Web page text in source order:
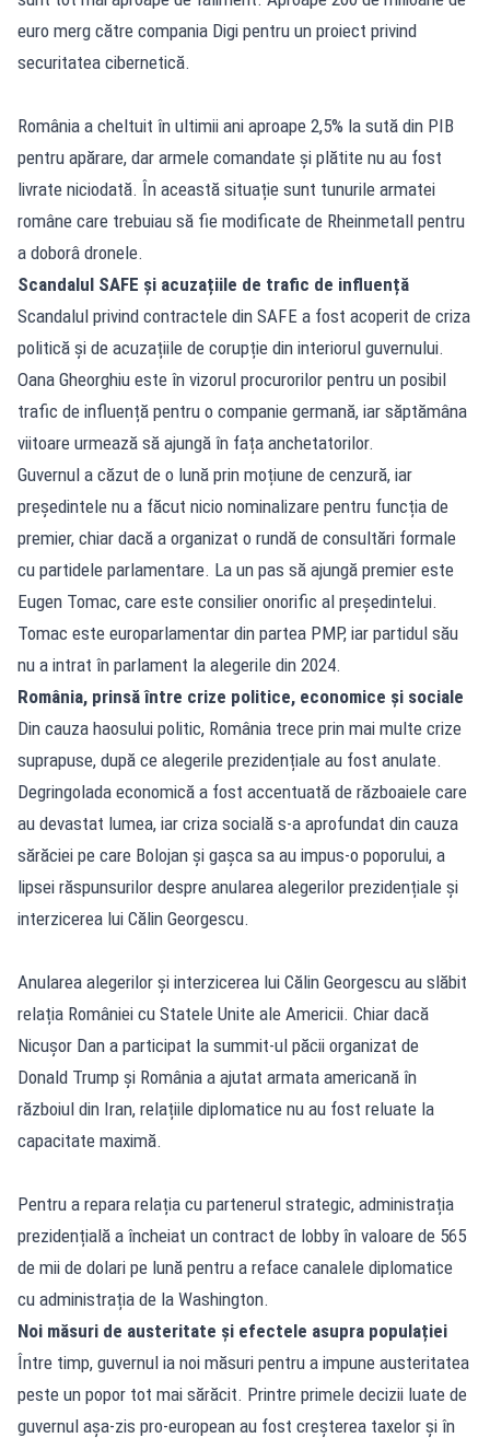
euro merg către compania Digi pentru un proiect privind
securitatea cibernetică.
România a cheltuit în ultimii ani aproape 2,5% la sută din PIB
pentru apărare, dar armele comandate și plătite nu au fost
livrate niciodată. În această situație sunt tunurile armatei
române care trebuiau să fie modificate de Rheinmetall pentru
a doborâ dronele.
Scandalul SAFE și acuzațiile de trafic de influență
Scandalul privind contractele din SAFE a fost acoperit de criza
politică și de acuzațiile de corupție din interiorul guvernului.
Oana Gheorghiu este în vizorul procurorilor pentru un posibil
trafic de influență pentru o companie germană, iar săptămâna
viitoare urmează să ajungă în fața anchetatorilor.
Guvernul a căzut de o lună prin moțiune de cenzură, iar
președintele nu a făcut nicio nominalizare pentru funcția de
premier, chiar dacă a organizat o rundă de consultări formale
cu partidele parlamentare. La un pas să ajungă premier este
Eugen Tomac, care este consilier onorific al președintelui.
Tomac este europarlamentar din partea PMP, iar partidul său
nu a intrat în parlament la alegerile din 2024.
România, prinsă între crize politice, economice și sociale
Din cauza haosului politic, România trece prin mai multe crize
suprapuse, după ce alegerile prezidențiale au fost anulate.
Degringolada economică a fost accentuată de războaiele care
au devastat lumea, iar criza socială s-a aprofundat din cauza
sărăciei pe care Bolojan și gașca sa au impus-o poporului, a
lipsei răspunsurilor despre anularea alegerilor prezidențiale și
interzicerea lui Călin Georgescu.
Anularea alegerilor și interzicerea lui Călin Georgescu au slăbit
relația României cu Statele Unite ale Americii. Chiar dacă
Nicușor Dan a participat la summit-ul păcii organizat de
Donald Trump și România a ajutat armata americană în
războiul din Iran, relațiile diplomatice nu au fost reluate la
capacitate maximă.
Pentru a repara relația cu partenerul strategic, administrația
prezidențială a încheiat un contract de lobby în valoare de 565
de mii de dolari pe lună pentru a reface canalele diplomatice
cu administrația de la Washington.
Noi măsuri de austeritate și efectele asupra populației
Între timp, guvernul ia noi măsuri pentru a impune austeritatea
peste un popor tot mai sărăcit. Printre primele decizii luate de
guvernul așa-zis pro-european au fost creșterea taxelor și în